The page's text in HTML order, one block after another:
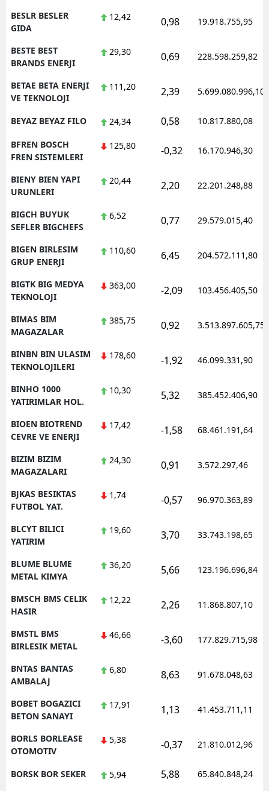
BESLR BESLER
GIDA
12,42 0,98 19.918.755,95
BESTE BEST
BRANDS ENERJI
29,30 0,69 228.598.259,82
BETAE BETA ENERJI
VE TEKNOLOJI
111,20 2,39 5.699.080.996,10
BEYAZ BEYAZ FILO 24,34 0,58 10.817.880,08
BFREN BOSCH
FREN SISTEMLERI
125,80 -0,32 16.170.946,30
BIENY BIEN YAPI
URUNLERI
20,44 2,20 22.201.248,88
BIGCH BUYUK
SEFLER BIGCHEFS
6,52 0,77 29.579.015,40
BIGEN BIRLESIM
GRUP ENERJI
110,60 6,45 204.572.111,80
BIGTK BIG MEDYA
TEKNOLOJI
363,00 -2,09 103.456.405,50
BIMAS BIM
MAGAZALAR
385,75 0,92 3.513.897.605,75
BINBN BIN ULASIM
TEKNOLOJILERI
178,60 -1,92 46.099.331,90
BINHO 1000
YATIRIMLAR HOL.
10,30 5,32 385.452.406,90
BIOEN BIOTREND
CEVRE VE ENERJI
17,42 -1,58 68.461.191,64
BIZIM BIZIM
MAGAZALARI
24,30 0,91 3.572.297,46
BJKAS BESIKTAS
FUTBOL YAT.
1,74 -0,57 96.970.363,89
BLCYT BILICI
YATIRIM
19,60 3,70 33.743.198,65
BLUME BLUME
METAL KIMYA
36,20 5,66 123.196.696,84
BMSCH BMS CELIK
HASIR
12,22 2,26 11.868.807,10
BMSTL BMS
BIRLESIK METAL
46,66 -3,60 177.829.715,98
BNTAS BANTAS
AMBALAJ
6,80 8,63 91.678.048,63
BOBET BOGAZICI
BETON SANAYI
17,91 1,13 41.453.711,11
BORLS BORLEASE
OTOMOTIV
5,38 -0,37 21.810.012,96
BORSK BOR SEKER 5,94 5,88 65.840.848,24